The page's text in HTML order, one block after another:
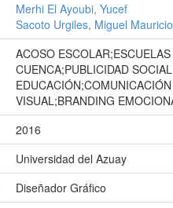
Merhi El Ayoubi, Yucef
Sacoto Urgiles, Miguel Mauricio
ACOSO
CUENCA;PUBLICIDAD
EDUCACIÓN;COMUNICACIÓN
VISUAL;BRANDING
2016
Universidad del Azuay
Diseñador Gráfico